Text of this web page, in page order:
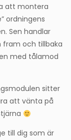
att montera
ordningens
Sen handlar
fram och tillbaka
med tålamod
sitter
att vänta på
till dig som är